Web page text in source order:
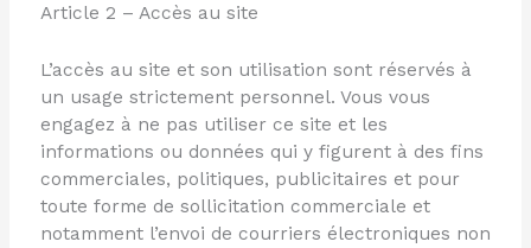
Article 2 – Accès au site
L’accès au site et son utilisation sont réservés à
un usage strictement personnel. Vous vous
engagez à ne pas utiliser ce site et les
informations ou données qui y figurent à des fins
commerciales, politiques, publicitaires et pour
toute forme de sollicitation commerciale et
notamment l’envoi de courriers électroniques non